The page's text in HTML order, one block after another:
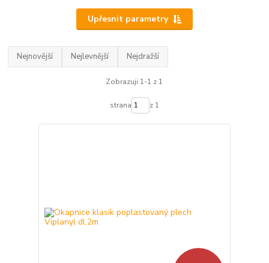
Upřesnit parametry
Nejnovější Nejlevnější Nejdražší
Zobrazuji 1-1 z 1
strana z 1